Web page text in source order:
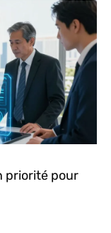
priorité pour